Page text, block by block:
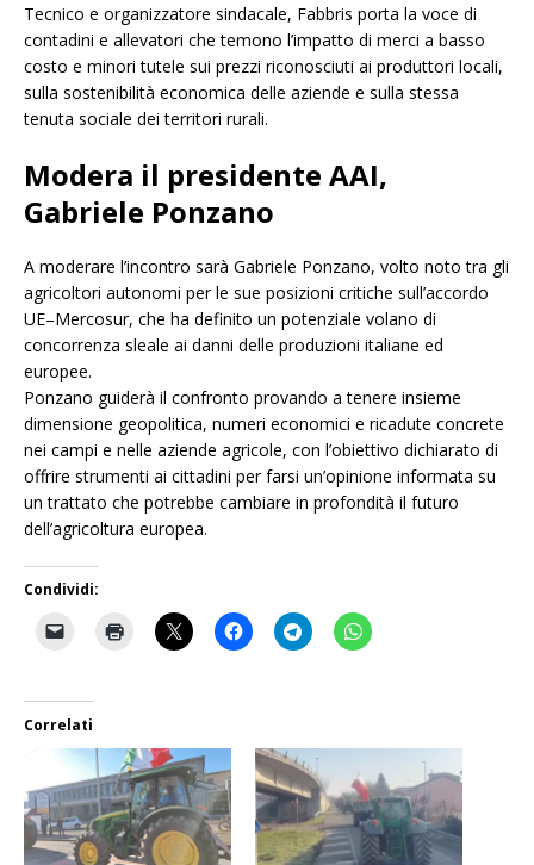
Tecnico e organizzatore sindacale, Fabbris porta la voce di
contadini e allevatori che temono l’impatto di merci a basso
costo e minori tutele sui prezzi riconosciuti ai produttori locali,
sulla sostenibilità economica delle aziende e sulla stessa
tenuta sociale dei territori rurali.
Modera il presidente AAI,
Gabriele Ponzano
A moderare l’incontro sarà Gabriele Ponzano, volto noto tra gli
agricoltori autonomi per le sue posizioni critiche sull’accordo
UE–Mercosur, che ha definito un potenziale volano di
concorrenza sleale ai danni delle produzioni italiane ed
europee.
Ponzano guiderà il confronto provando a tenere insieme
dimensione geopolitica, numeri economici e ricadute concrete
nei campi e nelle aziende agricole, con l’obiettivo dichiarato di
offrire strumenti ai cittadini per farsi un’opinione informata su
un trattato che potrebbe cambiare in profondità il futuro
dell’agricoltura europea.
Condividi:
Correlati